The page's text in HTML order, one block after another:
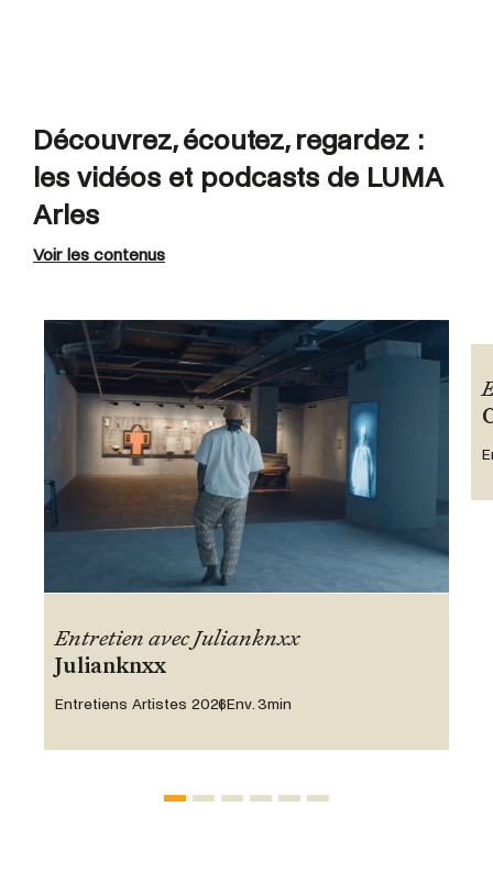
Découvrez, écoutez, regardez :
les vidéos et podcasts de LUMA
Arles
Voir les contenus
Entretien avec Julianknxx
Julianknxx
Entretiens Artistes 2026Env. 3min